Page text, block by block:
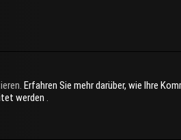
Erfahren Sie mehr darüber, wie Ihre
werden .